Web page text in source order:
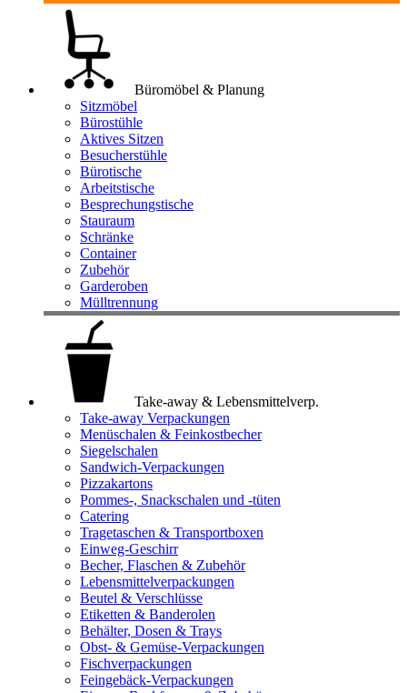
Büromöbel & Planung
Sitzmöbel
Bürostühle
Aktives Sitzen
Besucherstühle
Bürotische
Arbeitstische
Besprechungstische
Stauraum
Schränke
Container
Zubehör
Garderoben
Mülltrennung
Take-away & Lebensmittelverp.
Take-away Verpackungen
Menüschalen & Feinkostbecher
Siegelschalen
Sandwich-Verpackungen
Pizzakartons
Pommes-, Snackschalen und -tüten
Catering
Tragetaschen & Transportboxen
Einweg-Geschirr
Becher, Flaschen & Zubehör
Lebensmittelverpackungen
Beutel & Verschlüsse
Etiketten & Banderolen
Behälter, Dosen & Trays
Obst- & Gemüse-Verpackungen
Fischverpackungen
Feingebäck-Verpackungen